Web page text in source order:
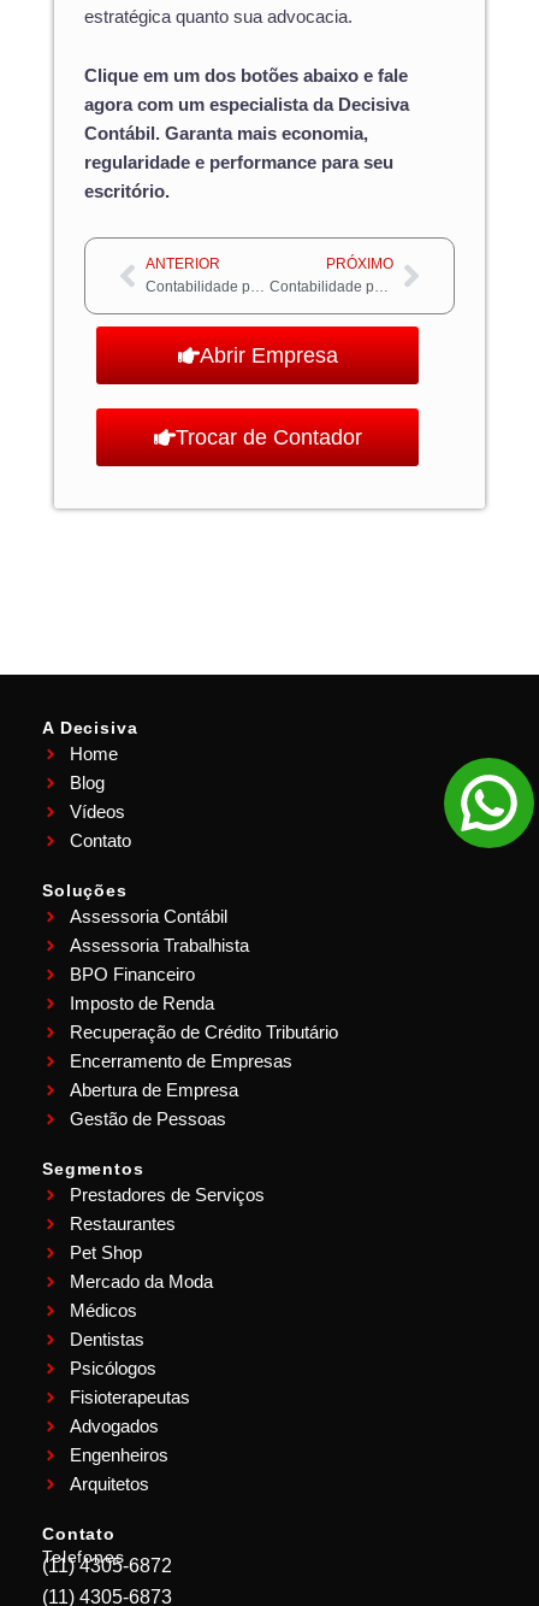
estratégica quanto sua advocacia.
Clique em um dos botões abaixo e fale
agora com um especialista da Decisiva
Contábil. Garanta mais economia,
regularidade e performance para seu
escritório.
Anterior
ANTERIOR
Contabilidade para Psicólogos: Gestão contábil para regularizar ganhos de consultórios de psicologia
PRÓXIMO
Contabilidade para Arquitetos: Otimize sua Gestão Financeira e Pague Menos Impostos Próximo
Abrir Empresa
Trocar de Contador
A Decisiva
Home
Blog
Vídeos
Contato
Soluções
Assessoria Contábil
Assessoria Trabalhista
BPO Financeiro
Imposto de Renda
Recuperação de Crédito Tributário
Encerramento de Empresas
Abertura de Empresa
Gestão de Pessoas
Segmentos
Prestadores de Serviços
Restaurantes
Pet Shop
Mercado da Moda
Médicos
Dentistas
Psicólogos
Fisioterapeutas
Advogados
Engenheiros
Arquitetos
Contato
Telefones
(11) 4305-6872
(11) 4305-6873